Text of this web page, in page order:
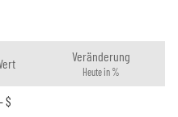
Veränderung
Heute in %
-$